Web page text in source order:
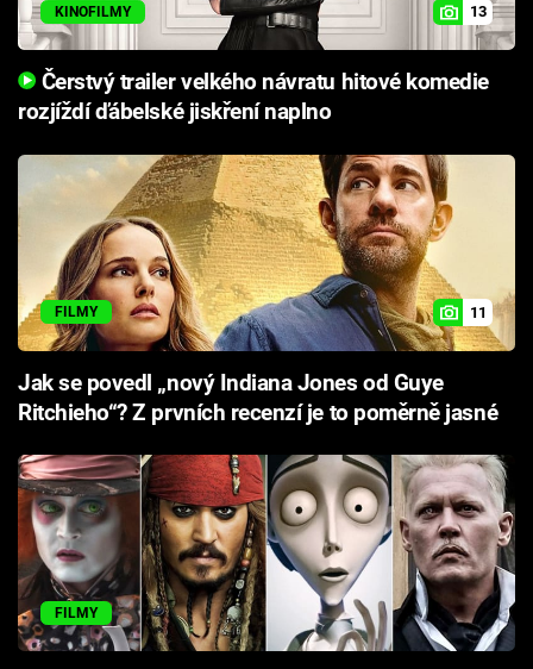
Sledujte nás
KINOFILMY 13
Čerstvý trailer velkého návratu hitové komedie
rozjíždí ďábelské jiskření naplno
FILMY 11
Jak se povedl „nový Indiana Jones od Guye
Ritchieho“? Z prvních recenzí je to poměrně jasné
FILMY